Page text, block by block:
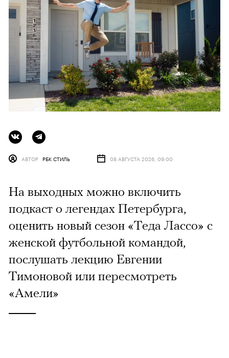
АВТОР РБК СТИЛЬ 08 АВГУСТА 2026, 09:00
На выходных можно включить
подкаст о легендах Петербурга,
оценить новый сезон «Теда Лассо» с
женской футбольной командой,
послушать лекцию Евгении
Тимоновой или пересмотреть
«Амели»